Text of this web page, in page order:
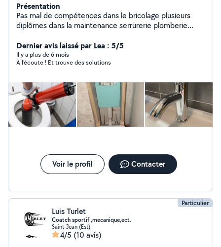
Présentation
Pas mal de compétences dans le bricolage plusieurs
diplômes dans la maintenance serrurerie plomberie
nesiter pas a me connecter
Dernier avis laissé par Lea : 5/5
Il y a plus de 6 mois
À l’écoute ! Et trouve des solutions
Voir le profil Contacter
Particulier
Luis Turlet
Coatch sportif ,mecanique,ect.
Saint-Jean (Est)
4/5 (10 avis)